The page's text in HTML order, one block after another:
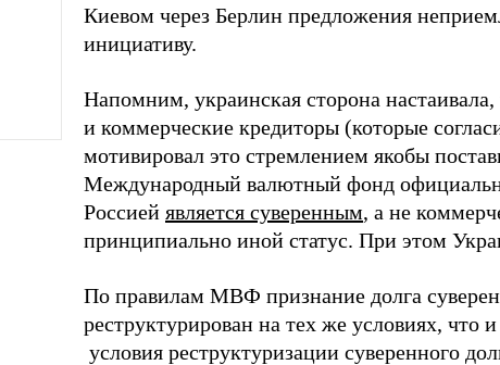
Киевом через Берлин предложения
инициативу.
Напомним, украинская сторона
и коммерческие кредиторы (которые
мотивировал это стремлением якобы
Международный валютный фонд
Россией является суверенным, а не
принципиально иной статус. При этом
По правилам МВФ признание долга
реструктурирован на тех же условиях, что
условия реструктуризации суверенного